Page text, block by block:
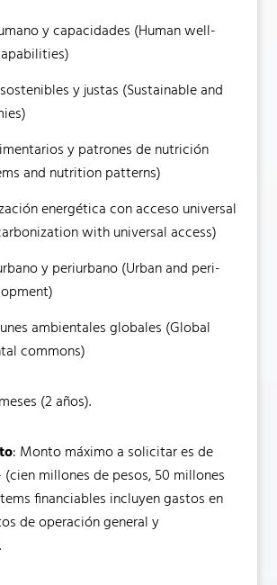
y capacidades (Human well-
y justas (Sustainable and
y patrones de nutrición
and nutrition patterns)
energética con acceso universal
with universal access)
y periurbano (Urban and peri-
ambientales globales (Global
commons)
(2 años).
: Monto máximo a solicitar es de
(cien millones de pesos, 50 millones
financiables incluyen gastos en
de operación general y